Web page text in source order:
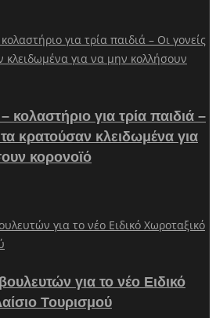
κολαστήριο για τρία παιδιά –
τα κρατούσαν κλειδωμένα για
κορονοϊό
για το νέο Ειδικό
Τουρισμού